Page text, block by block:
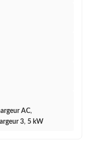
AC,
3, 5 kW